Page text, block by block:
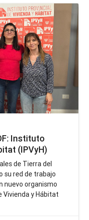
Instituto
(IPVyH)
de Tierra del
su red de trabajo
nuevo organismo
Vivienda y Hábitat